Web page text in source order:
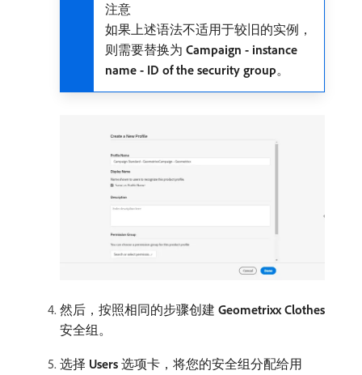
注意
如果上述语法不适用于较旧的实例，
则需要替换为 Campaign - instance
name - ID of the security group。
然后，按照相同的步骤创建 Geometrixx Clothes
安全组。
选择 Users 选项卡，将您的安全组分配给用